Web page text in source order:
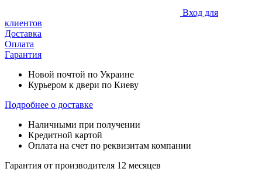
Вход для
клиентов
Доставка
Оплата
Гарантия
Новой почтой по Украине
Курьером к двери по Киеву
Подробнее о доставке
Наличными при получении
Кредитной картой
Оплата на счет по реквизитам компании
Гарантия от производителя 12 месяцев